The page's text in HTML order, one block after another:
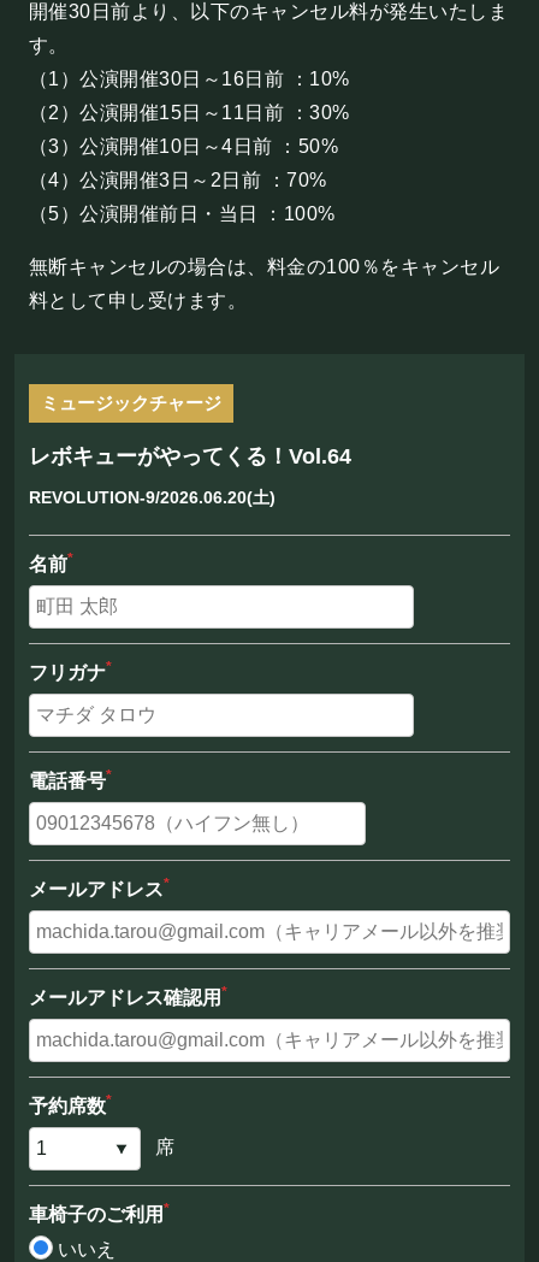
開催30日前より、以下のキャンセル料が発生いたしま
す。
（1）公演開催30日～16日前 ：10%
（2）公演開催15日～11日前 ：30%
（3）公演開催10日～4日前 ：50%
（4）公演開催3日～2日前 ：70%
（5）公演開催前日・当日 ：100%
無断キャンセルの場合は、料金の100％をキャンセル
料として申し受けます。
ミュージックチャージ
レボキューがやってくる！Vol.64
REVOLUTION-9/2026.06.20(土)
名前*
フリガナ*
電話番号*
メールアドレス*
メールアドレス確認用 *
予約席数*
席
車椅子のご利用 *
いいえ